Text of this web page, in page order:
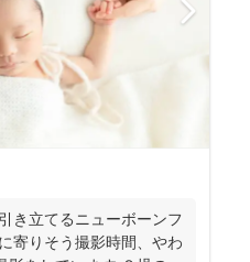
き立てるニューボーンフ
寄りそう撮影時間、やわ